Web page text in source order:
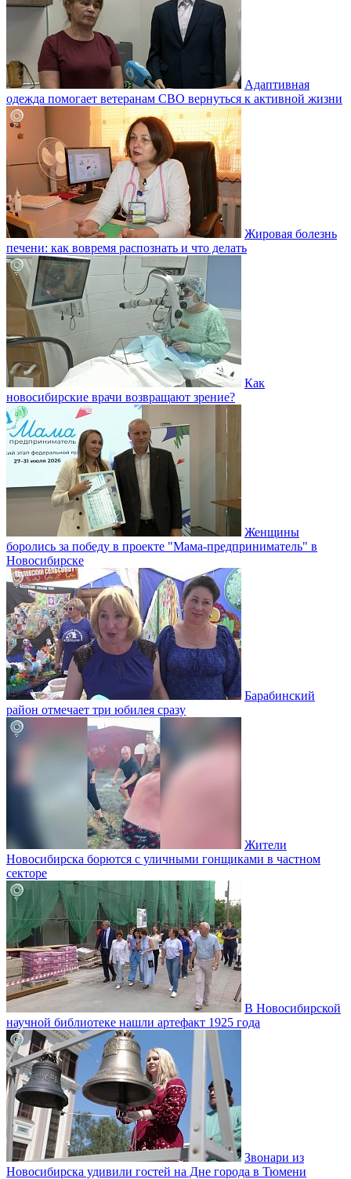
Адаптивная
одежда помогает ветеранам СВО вернуться к активной жизни
Жировая болезнь
печени: как вовремя распознать и что делать
Как
новосибирские врачи возвращают зрение?
Женщины
боролись за победу в проекте "Мама-предприниматель" в
Новосибирске
Барабинский
район отмечает три юбилея сразу
Жители
Новосибирска борются с уличными гонщиками в частном
секторе
В Новосибирской
научной библиотеке нашли артефакт 1925 года
Звонари из
Новосибирска удивили гостей на Дне города в Тюмени